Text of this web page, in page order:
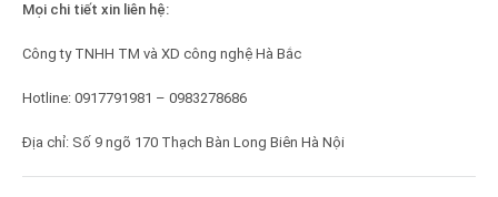
Mọi chi tiết xin liên hệ:
Công ty TNHH TM và XD công nghệ Hà Bắc
Hotline: 0917791981 – 0983278686
Địa chỉ: Số 9 ngõ 170 Thạch Bàn Long Biên Hà Nội